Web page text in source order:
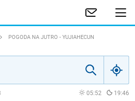
POGODA NA JUTRO - YUJIAHECUN
05:52 19:46